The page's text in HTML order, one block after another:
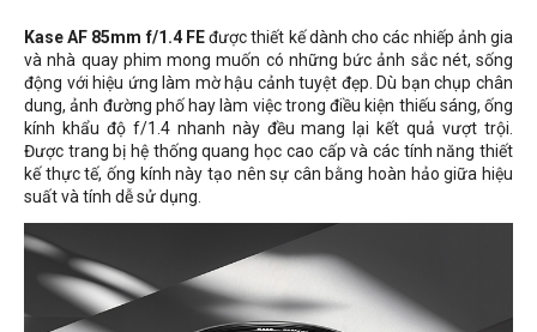
Kase AF 85mm f/1.4 FEđược thiết kế dành cho các nhiếp ảnh gia
và nhà quay phim mong muốn có những bức ảnh sắc nét, sống
động với hiệu ứng làm mờ hậu cảnh tuyệt đẹp. Dù bạn chụp chân
dung, ảnh đường phố hay làm việc trong điều kiện thiếu sáng, ống
kính khẩu độ f/1.4 nhanh này đều mang lại kết quả vượt trội.
Được trang bị hệ thống quang học cao cấp và các tính năng thiết
kế thực tế, ống kính này tạo nên sự cân bằng hoàn hảo giữa hiệu
suất và tính dễ sử dụng.